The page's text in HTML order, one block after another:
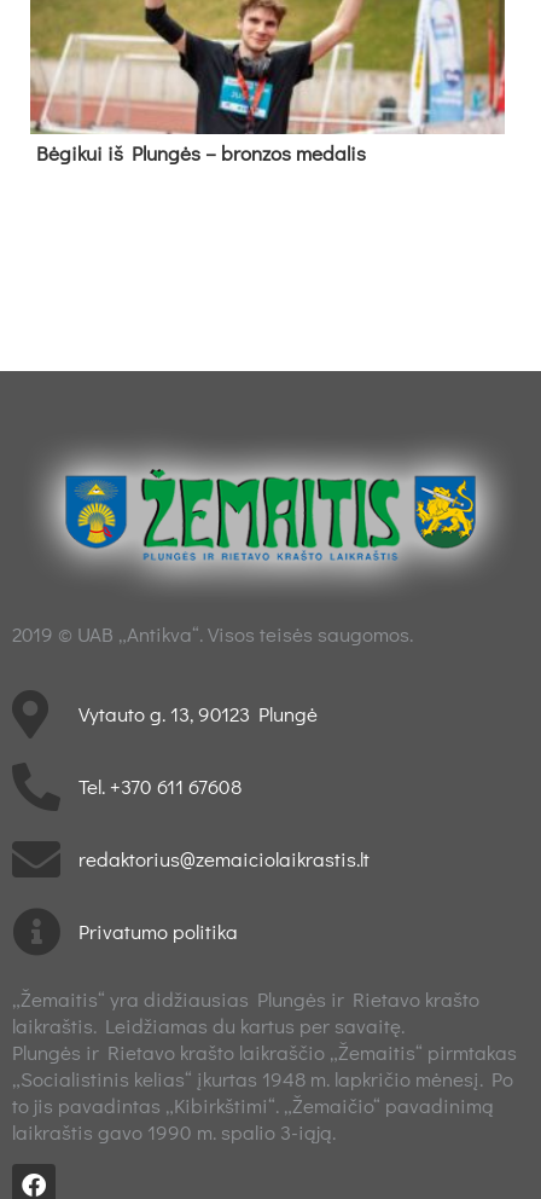
Bė­gi­kui iš Plun­gės – bron­zos me­da­lis
2019 © UAB „Antikva“. Visos teisės saugomos.
Vytauto g. 13, 90123 Plungė
Tel. +370 611 67608
redaktorius@zemaiciolaikrastis.lt
Privatumo politika
„Žemaitis“ yra didžiausias Plungės ir Rietavo krašto
laikraštis. Leidžiamas du kartus per savaitę.
Plungės ir Rietavo krašto laikraščio „Žemaitis“ pirmtakas
„Socialistinis kelias“ įkurtas 1948 m. lapkričio mėnesį. Po
to jis pavadintas „Kibirkštimi“. „Žemaičio“ pavadinimą
laikraštis gavo 1990 m. spalio 3-iąją.